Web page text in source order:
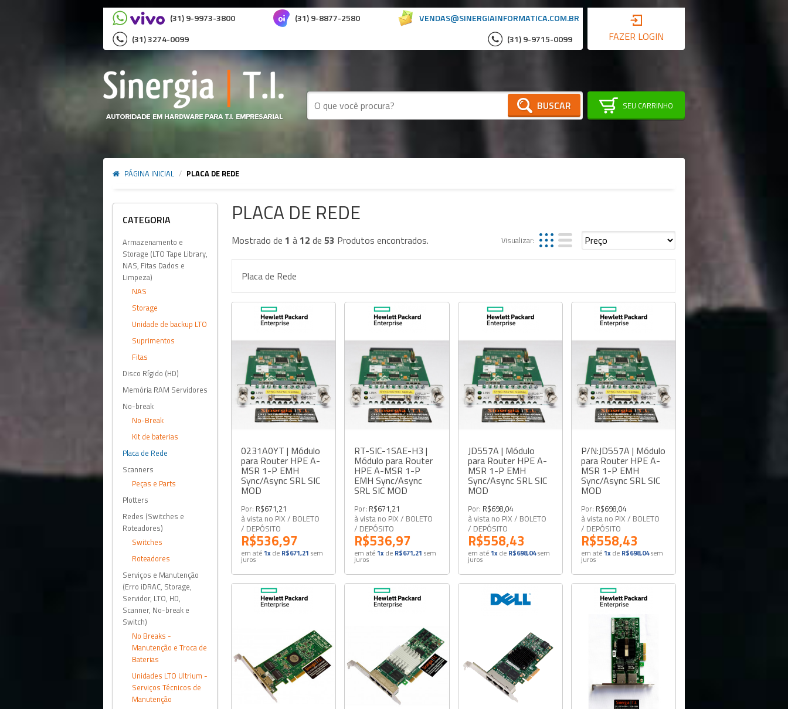
VENDAS@SINERGIAINFORMATICA.COM.BR
(31) 9-9973-3800
(31) 9-8877-2580
(31) 3274-0099
(31) 9-9715-0099 FAZER LOGIN
BUSCAR SEU CARRINHO
PÁGINA INICIAL / PLACA DE REDE
CATEGORIA
Armazenamento e
Storage (LTO Tape Library,
NAS, Fitas Dados e
Limpeza)
NAS
Storage
Unidade de backup LTO
Suprimentos
Fitas
Disco Rígido (HD)
Memória RAM Servidores
No-break
No-Break
Kit de baterias
Placa de Rede
Scanners
Peças e Parts
Plotters
Redes (Switches e
Roteadores)
Switches
Roteadores
Serviços e Manutenção
(Erro iDRAC, Storage,
Servidor, LTO, HD,
Scanner, No-break e
Switch)
No Breaks -
Manutenção e Troca de
Baterias
Unidades LTO Ultrium -
Serviços Técnicos de
Manutenção
PLACA DE REDE
Mostrado de 1 à 12 de53 Produtos encontrados. Visualizar:
Placa de Rede
0231A0YT | Módulo
para Router HPE A-
MSR 1-P EMH
Sync/Async SRL SIC
MOD
Por: R$671,21
à vista no PIX / BOLETO
/ DEPÓSITO
R$536,97
em até1x de R$671,21 sem
juros
RT-SIC-1SAE-H3 |
Módulo para Router
HPE A-MSR 1-P
EMH Sync/Async
SRL SIC MOD
Por: R$671,21
à vista no PIX / BOLETO
/ DEPÓSITO
R$536,97
em até1x de R$671,21 sem
juros
JD557A | Módulo
para Router HPE A-
MSR 1-P EMH
Sync/Async SRL SIC
MOD
Por: R$698,04
à vista no PIX / BOLETO
/ DEPÓSITO
R$558,43
em até 1x de R$698,04 sem
juros
P/N:JD557A | Módulo
para Router HPE A-
MSR 1-P EMH
Sync/Async SRL SIC
MOD
Por: R$698,04
à vista no PIX / BOLETO
/ DEPÓSITO
R$558,43
em até1x de R$698,04sem
juros